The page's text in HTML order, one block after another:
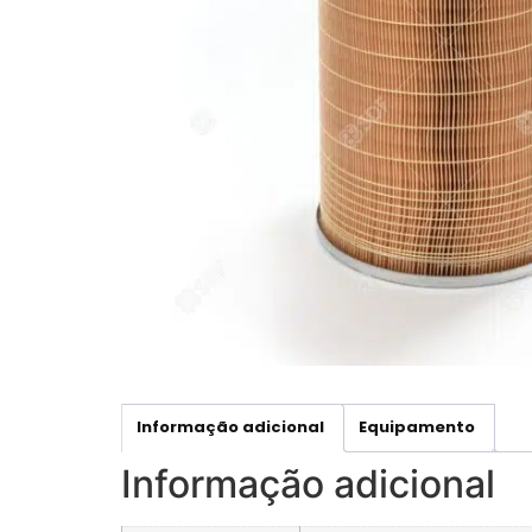
Informação adicional Equipamento
Informação adicional